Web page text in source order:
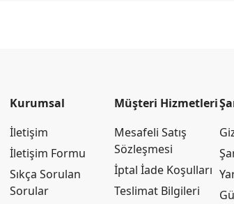
Kurumsal
İletişim
İletişim Formu
Sıkça Sorulan
Sorular
Müşteri Hizmetleri
Mesafeli Satış
Sözleşmesi
İptal İade Koşulları
Teslimat Bilgileri